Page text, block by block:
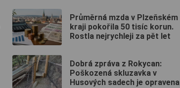
Průměrná mzda v Plzeňském
kraji pokořila 50 tisíc korun.
Rostla nejrychleji za pět let
Dobrá zpráva z Rokycan:
Poškozená skluzavka v
Husových sadech je opravena